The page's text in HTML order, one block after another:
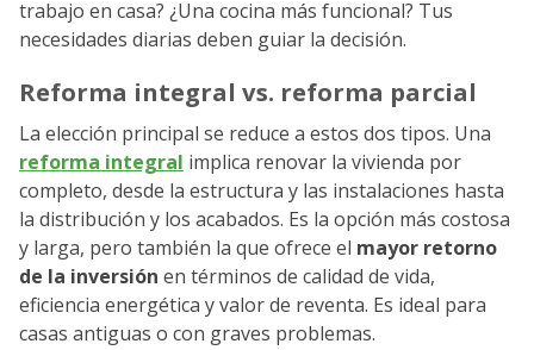
trabajo en casa? ¿Una cocina más funcional? Tus
necesidades diarias deben guiar la decisión.
Reforma integral vs. reforma parcial
La elección principal se reduce a estos dos tipos. Una
reforma integral implica renovar la vivienda por
completo, desde la estructura y las instalaciones hasta
la distribución y los acabados. Es la opción más costosa
y larga, pero también la que ofrece el mayor retorno
de la inversión en términos de calidad de vida,
eficiencia energética y valor de reventa. Es ideal para
casas antiguas o con graves problemas.